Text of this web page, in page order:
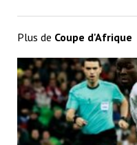
Plus de Coupe d'Afrique